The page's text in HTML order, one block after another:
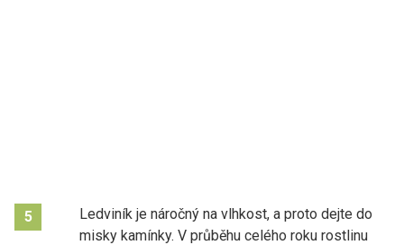
5
Ledviník je náročný na vlhkost, a proto dejte do
misky kamínky. V průběhu celého roku rostlinu